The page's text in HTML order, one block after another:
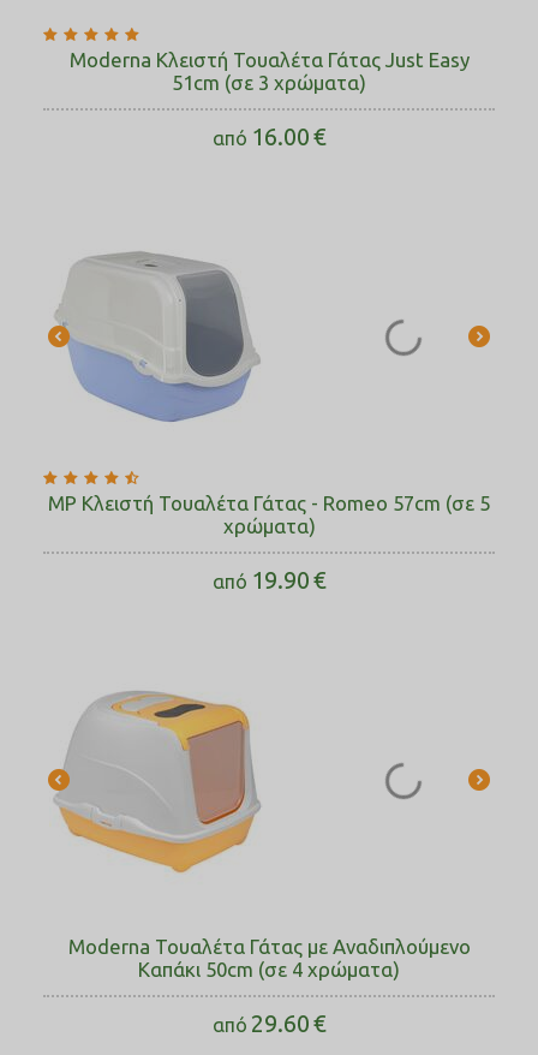
Moderna Κλειστή Τουαλέτα Γάτας Just Easy
51cm (σε 3 χρώματα)
από 16.00€
MP Κλειστή Τουαλέτα Γάτας - Romeo 57cm (σε 5
χρώματα)
από 19.90€
Moderna Τουαλέτα Γάτας με Αναδιπλούμενο
Καπάκι 50cm (σε 4 χρώματα)
από 29.60€